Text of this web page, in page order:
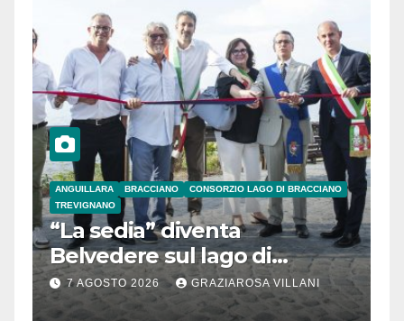
ANGUILLARA BRACCIANO
CONSORZIO LAGO DI BRACCIANO
TREVIGNANO
“La sedia” diventa
Belvedere sul lago di
Bracciano: ieri
l’inaugurazione
7 AGOSTO 2026 GRAZIAROSA VILLANI